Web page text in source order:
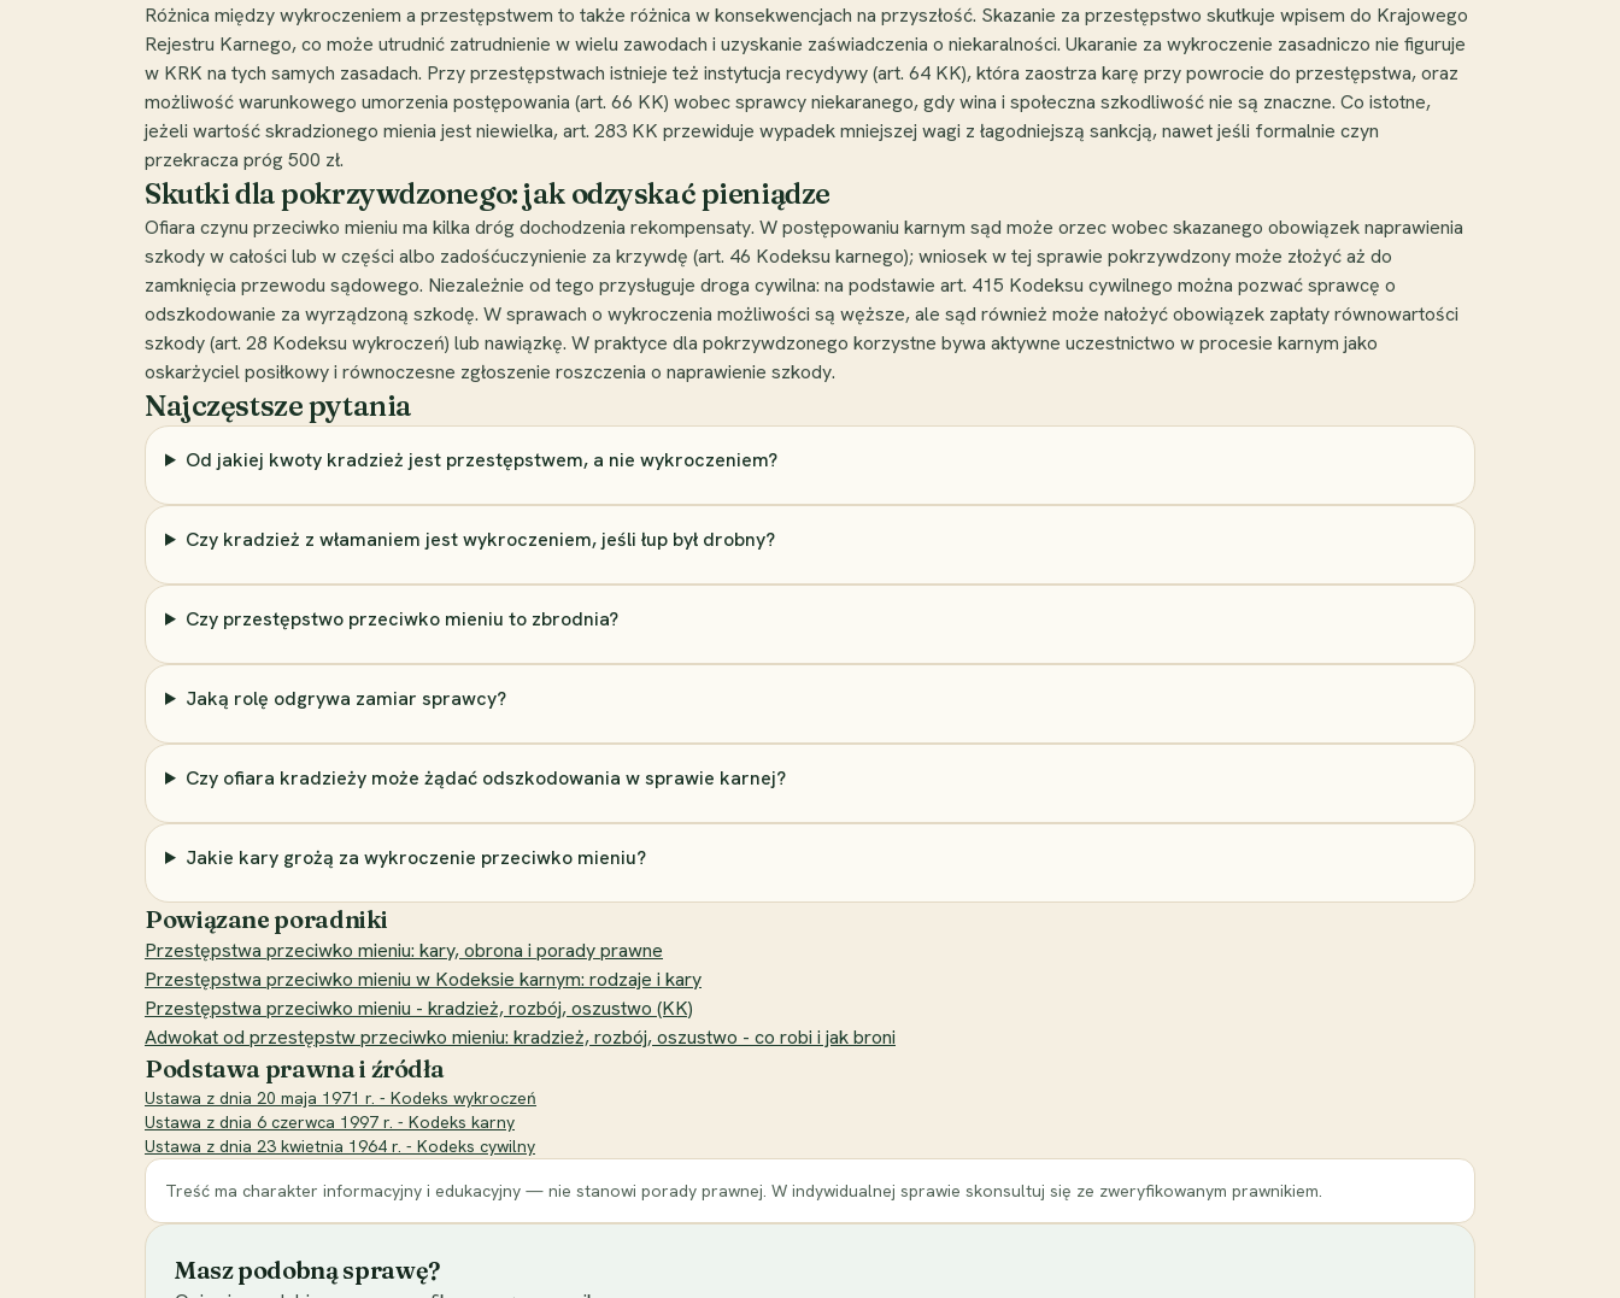
Różnica między wykroczeniem a przestępstwem to także różnica w konsekwencjach na przyszłość. Skazanie za przestępstwo skutkuje wpisem do Krajowego
Rejestru Karnego, co może utrudnić zatrudnienie w wielu zawodach i uzyskanie zaświadczenia o niekaralności. Ukaranie za wykroczenie zasadniczo nie figuruje
w KRK na tych samych zasadach. Przy przestępstwach istnieje też instytucja recydywy (art. 64 KK), która zaostrza karę przy powrocie do przestępstwa, oraz
możliwość warunkowego umorzenia postępowania (art. 66 KK) wobec sprawcy niekaranego, gdy wina i społeczna szkodliwość nie są znaczne. Co istotne,
jeżeli wartość skradzionego mienia jest niewielka, art. 283 KK przewiduje wypadek mniejszej wagi z łagodniejszą sankcją, nawet jeśli formalnie czyn
przekracza próg 500 zł.
Skutki dla pokrzywdzonego: jak odzyskać pieniądze
Ofiara czynu przeciwko mieniu ma kilka dróg dochodzenia rekompensaty. W postępowaniu karnym sąd może orzec wobec skazanego obowiązek naprawienia
szkody w całości lub w części albo zadośćuczynienie za krzywdę (art. 46 Kodeksu karnego); wniosek w tej sprawie pokrzywdzony może złożyć aż do
zamknięcia przewodu sądowego. Niezależnie od tego przysługuje droga cywilna: na podstawie art. 415 Kodeksu cywilnego można pozwać sprawcę o
odszkodowanie za wyrządzoną szkodę. W sprawach o wykroczenia możliwości są węższe, ale sąd również może nałożyć obowiązek zapłaty równowartości
szkody (art. 28 Kodeksu wykroczeń) lub nawiązkę. W praktyce dla pokrzywdzonego korzystne bywa aktywne uczestnictwo w procesie karnym jako
oskarżyciel posiłkowy i równoczesne zgłoszenie roszczenia o naprawienie szkody.
Najczęstsze pytania
Od jakiej kwoty kradzież jest przestępstwem, a nie wykroczeniem?
Czy kradzież z włamaniem jest wykroczeniem, jeśli łup był drobny?
Czy przestępstwo przeciwko mieniu to zbrodnia?
Jaką rolę odgrywa zamiar sprawcy?
Czy ofiara kradzieży może żądać odszkodowania w sprawie karnej?
Jakie kary grożą za wykroczenie przeciwko mieniu?
Powiązane poradniki
Przestępstwa przeciwko mieniu: kary, obrona i porady prawne
Przestępstwa przeciwko mieniu w Kodeksie karnym: rodzaje i kary
Przestępstwa przeciwko mieniu - kradzież, rozbój, oszustwo (KK)
Adwokat od przestępstw przeciwko mieniu: kradzież, rozbój, oszustwo - co robi i jak broni
Podstawa prawna i źródła
Ustawa z dnia 20 maja 1971 r. - Kodeks wykroczeń
Ustawa z dnia 6 czerwca 1997 r. - Kodeks karny
Ustawa z dnia 23 kwietnia 1964 r. - Kodeks cywilny
Treść ma charakter informacyjny i edukacyjny — nie stanowi porady prawnej. W indywidualnej sprawie skonsultuj się ze zweryfikowanym prawnikiem.
Masz podobną sprawę?